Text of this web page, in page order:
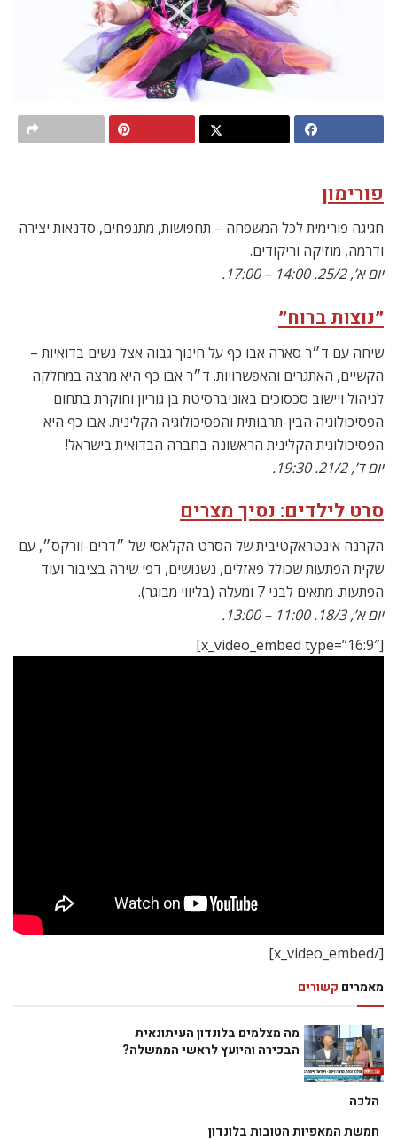
פורימון
חגיגה פורימית לכל המשפחה – תחפושות, מתנפחים, סדנאות יצירה
ודרמה, מוזיקה וריקודים.
יום א’, 25/2. 14:00 – 17:00.
״נוצות ברוח״
שיחה עם ד״ר סארה אבו כף על חינוך גבוה אצל נשים בדואיות –
הקשיים, האתגרים והאפשרויות. ד״ר אבו כף היא מרצה במחלקה
לניהול ויישוב סכסוכים באוניברסיטת בן גוריון וחוקרת בתחום
הפסיכולוגיה הבין-תרבותית והפסיכולוגיה הקלינית. אבו כף היא
הפסיכולוגית הקלינית הראשונה בחברה הבדואית בישראל!
יום ד’, 21/2. 19:30.
סרט לילדים: נסיך מצרים
הקרנה אינטראקטיבית של הסרט הקלאסי של ״דרים-וורקס״, עם
שקית הפתעות שכולל פאזלים, נשנושים, דפי שירה בציבור ועוד
הפתעות. מתאים לבני 7 ומעלה (בליווי מבוגר).
יום א’, 18/3. 11:00 – 13:00.
[x_video_embed type=”16:9″]
[/x_video_embed]
מאמרים קשורים
מה מצלמים בלונדון העיתונאית
הבכירה והיועץ לראשי הממשלה?
הלכה
חמשת המאפיות הטובות בלונדון